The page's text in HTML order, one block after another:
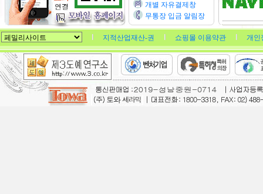
개별 자유결제창
무통장 입금 알림장
지적산업재산-권 쇼핑몰 이용약관 개인